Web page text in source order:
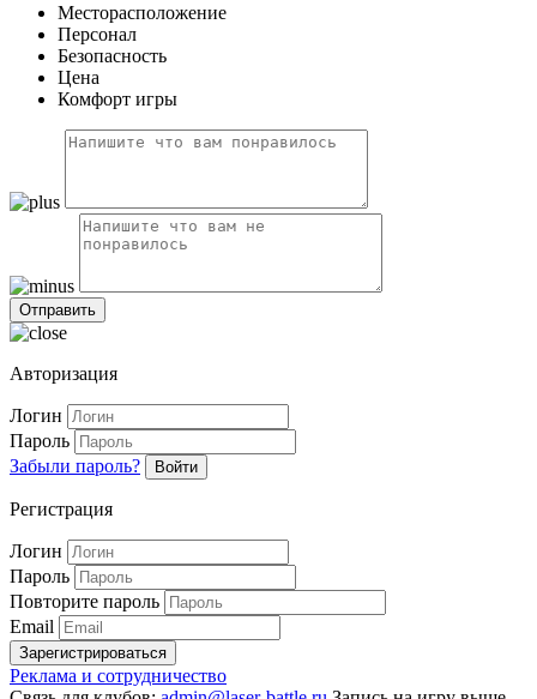
Месторасположение
Персонал
Безопасность
Цена
Комфорт игры
Авторизация
Логин
Пароль
Забыли пароль?
Войти
Регистрация
Логин
Пароль
Повторите пароль
Email
Зарегистрироваться
Реклама и сотрудничество